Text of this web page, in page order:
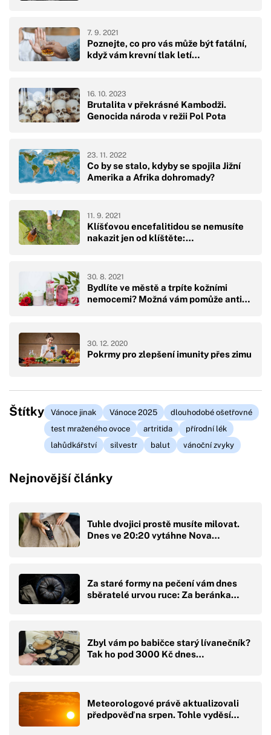
Poznejte, co pro vás může být fatální,
když vám krevní tlak letí…
7. 9. 2021
Brutalita v překrásné Kambodži.
Genocida národa v režii Pol Pota
16. 10. 2023
Co by se stalo, kdyby se spojila Jižní
Amerika a Afrika dohromady?
23. 11. 2022
Klíšťovou encefalitidou se nemusíte
nakazit jen od klíštěte:…
11. 9. 2021
Bydlíte ve městě a trpíte kožními
nemocemi? Možná vám pomůže anti…
30. 8. 2021
Pokrmy pro zlepšení imunity přes zimu
30. 12. 2020
Štítky Vánoce jinak Vánoce 2025
dlouhodobé ošetřovné
test mraženého ovoce
artritida
přírodní lék
lahůdkářství
silvestr balut vánoční zvyky
Nejnovější články
Tuhle dvojici prostě musíte milovat.
Dnes ve 20:20 vytáhne Nova…
Za staré formy na pečení vám dnes
sběratelé urvou ruce: Za beránka…
Zbyl vám po babičce starý lívanečník?
Tak ho pod 3000 Kč dnes…
Meteorologové právě aktualizovali
předpověď na srpen. Tohle vyděsí…